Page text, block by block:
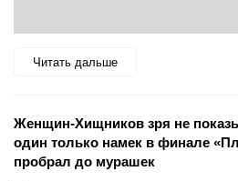
Читать дальше
Женщин-Хищников зря не
один только намек в финале
пробрал до мурашек